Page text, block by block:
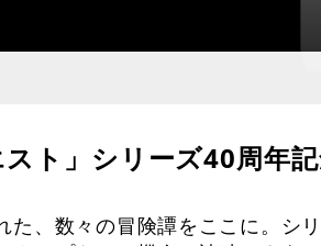
スト」シリーズ40周年
た、数々の冒険譚をここに。シ